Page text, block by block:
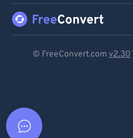
© FreeConvert.com v2.30